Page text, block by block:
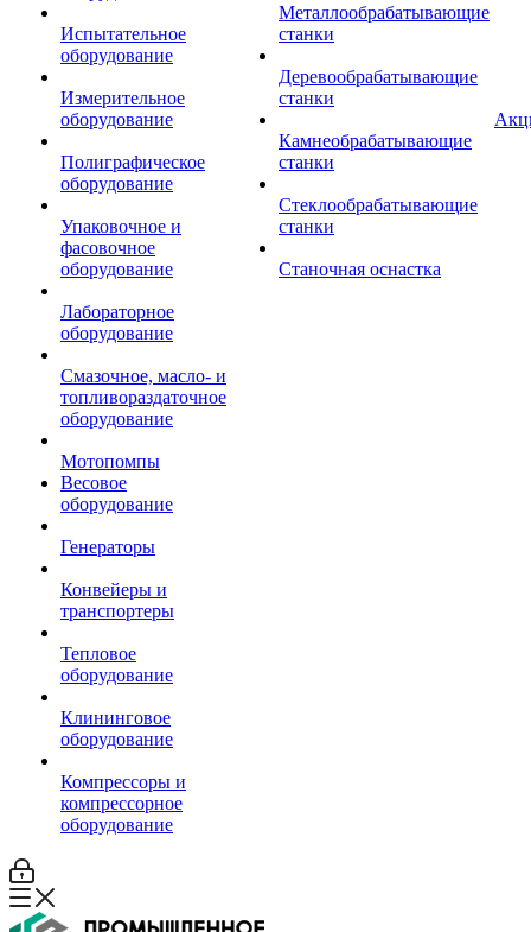
Испытательное
оборудование
Измерительное
оборудование
Полиграфическое
оборудование
Упаковочное и
фасовочное
оборудование
Лабораторное
оборудование
Смазочное, масло- и
топливораздаточное
оборудование
Мотопомпы
Весовое
оборудование
Генераторы
Конвейеры и
транспортеры
Тепловое
оборудование
Клининговое
оборудование
Компрессоры и
компрессорное
оборудование
Металлообрабатывающие
станки
Деревообрабатывающие
станки
Камнеобрабатывающие
станки
Стеклообрабатывающие
станки
Станочная оснастка